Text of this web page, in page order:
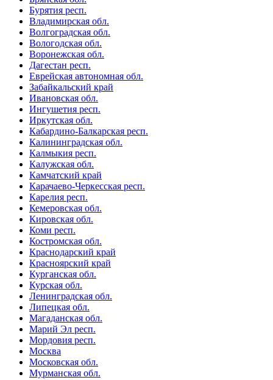
Бурятия респ.
Владимирская обл.
Волгоградская обл.
Вологодская обл.
Воронежская обл.
Дагестан респ.
Еврейская автономная обл.
Забайкальский край
Ивановская обл.
Ингушетия респ.
Иркутская обл.
Кабардино-Балкарская респ.
Калининградская обл.
Калмыкия респ.
Калужская обл.
Камчатский край
Карачаево-Черкесская респ.
Карелия респ.
Кемеровская обл.
Кировская обл.
Коми респ.
Костромская обл.
Краснодарский край
Красноярский край
Курганская обл.
Курская обл.
Ленинградская обл.
Липецкая обл.
Магаданская обл.
Марий Эл респ.
Мордовия респ.
Москва
Московская обл.
Мурманская обл.